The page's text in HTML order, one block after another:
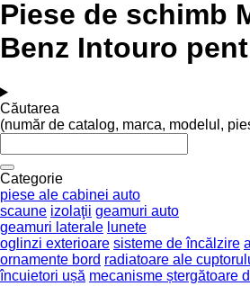
Piese de schimb
Benz Intouro
Căutarea
(număr de catalog, marca, modelul,
Categorie
piese ale cabinei auto
scaune izolaţii geamuri auto
geamuri laterale lunete
oglinzi exterioare sisteme de încălzire
ornamente bord radiatoare ale
încuietori ușă mecanisme ștergătoare